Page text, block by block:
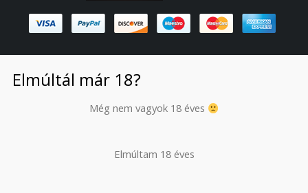
Elmúltál már 18?
Még nem vagyok 18 éves
Elmúltam 18 éves